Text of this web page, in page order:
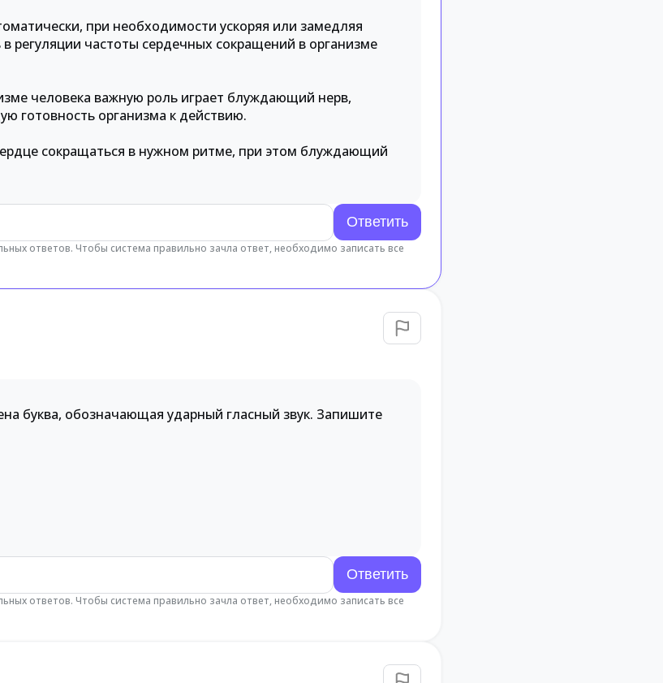
при необходимости ускоряя или замедляя
регуляции частоты сердечных сокращений в организме
человека важную роль играет блуждающий нерв,
готовность организма к действию.
сокращаться в нужном ритме, при этом блуждающий
ответов. Чтобы система правильно зачла ответ, необходимо записать все
буква, обозначающая ударный гласный звук. Запишите
ответов. Чтобы система правильно зачла ответ, необходимо записать все